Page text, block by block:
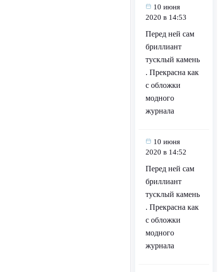
10 июня
2020 в 14:53
Перед ней сам
бриллиант
тусклый камень
. Прекрасна как
с обложки
модного
журнала
10 июня
2020 в 14:52
Перед ней сам
бриллиант
тусклый камень
. Прекрасна как
с обложки
модного
журнала